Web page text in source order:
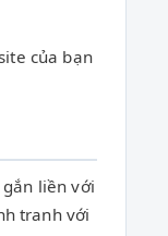
của bạn
liền với
tranh với